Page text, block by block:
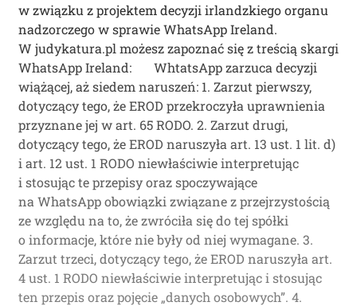
w związku z projektem decyzji irlandzkiego organu
nadzorczego w sprawie WhatsApp Ireland.
W judykatura.pl możesz zapoznać się z treścią skargi
WhatsApp Ireland: WhtatsApp zarzuca decyzji
wiążącej, aż siedem naruszeń: 1. Zarzut pierwszy,
dotyczący tego, że EROD przekroczyła uprawnienia
przyznane jej w art. 65 RODO. 2. Zarzut drugi,
dotyczący tego, że EROD naruszyła art. 13 ust. 1 lit. d)
i art. 12 ust. 1 RODO niewłaściwie interpretując
i stosując te przepisy oraz spoczywające
na WhatsApp obowiązki związane z przejrzystością
ze względu na to, że zwróciła się do tej spółki
o informacje, które nie były od niej wymagane. 3.
Zarzut trzeci, dotyczący tego, że EROD naruszyła art.
4 ust. 1 RODO niewłaściwie interpretując i stosując
ten przepis oraz pojęcie „danych osobowych”. 4.